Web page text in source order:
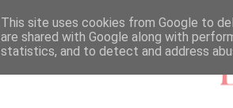
This site uses cookies from Google to
are shared with Google along with
statistics, and to detect and address